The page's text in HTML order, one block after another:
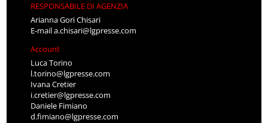
RESPONSABILE DI AGENZIA
Arianna Gori Chisari
E-maila.chisari@lgpresse.com
Account
Luca Torino
l.torino@lgpresse.com
Ivana Cretier
i.cretier@lgpresse.com
Daniele Fimiano
d.fimiano@lgpresse.com